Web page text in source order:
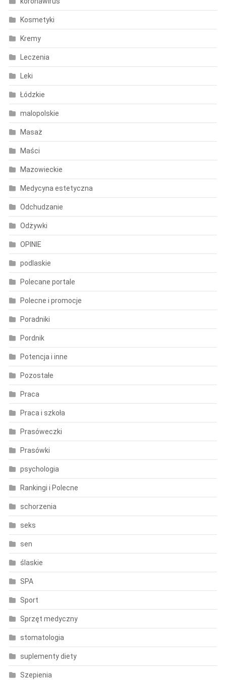
Kosmetyki
Kremy
Leczenia
Leki
Łódzkie
malopolskie
Masaż
Maści
Mazowieckie
Medycyna estetyczna
Odchudzanie
Odżywki
OPINIE
podlaskie
Polecane portale
Polecne i promocje
Poradniki
Pordnik
Potencja i inne
Pozostałe
Praca
Praca i szkoła
Prasóweczki
Prasówki
psychologia
Rankingi i Polecne
schorzenia
seks
sen
ślaskie
SPA
Sport
Sprzęt medyczny
stomatologia
suplementy diety
Szepienia